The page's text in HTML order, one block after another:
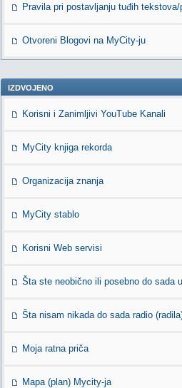
Pravila pri postavljanju tuđih tekstova/
Otvoreni Blogovi na MyCity-ju
IZDVOJENO
Korisni i Zanimljivi YouTube Kanali
MyCity knjiga rekorda
Organizacija znanja
MyCity stablo
Korisni Web servisi
Šta ste neobično ili posebno do sada
Šta nisam nikada do sada radio
Moja ratna priča
Mapa (plan) Mycity-ja